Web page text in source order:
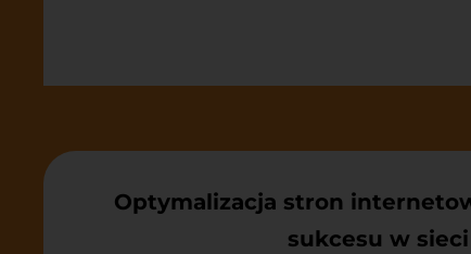
Optymalizacja stron
sukcesu w sieci